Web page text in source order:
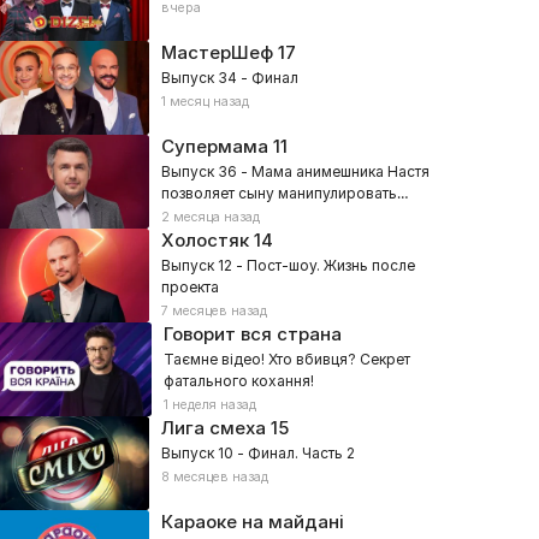
вчера
МастерШеф17
Выпуск 34 - Финал
1 месяц назад
Супермама 11
Выпуск 36 - Мама анимешника Настя
позволяет сыну манипулировать
собой?
2 месяца назад
Холостяк14
Выпуск 12 - Пост-шоу. Жизнь после
проекта
7 месяцев назад
Говорит вся страна
Таємне відео! Хто вбивця? Секрет
фатального кохання!
1 неделя назад
Лига смеха 15
Выпуск 10 - Финал. Часть 2
8 месяцев назад
Караоке на майдані